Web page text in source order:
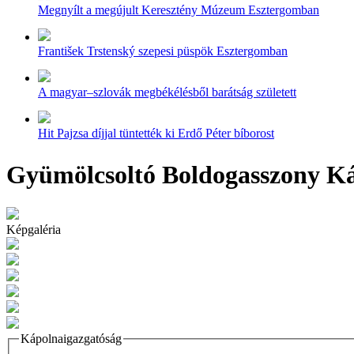
Megnyílt a megújult Keresztény Múzeum Esztergomban
František Trstenský szepesi püspök Esztergomban
A magyar–szlovák megbékélésből barátság született
Hit Pajzsa díjjal tüntették ki Erdő Péter bíborost
Gyümölcsoltó Boldogasszony
Képgaléria
Kápolnaigazgatóság